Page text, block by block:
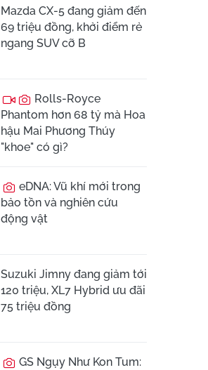
Mazda CX-5 đang giảm đến
69 triệu đồng, khởi điểm rẻ
ngang SUV cỡ B
Rolls-Royce
Phantom hơn 68 tỷ mà Hoa
hậu Mai Phương Thúy
"khoe" có gì?
eDNA: Vũ khí mới trong
bảo tồn và nghiên cứu
động vật
Suzuki Jimny đang giảm tới
120 triệu, XL7 Hybrid ưu đãi
75 triệu đồng
GS Ngụy Như Kon Tum: